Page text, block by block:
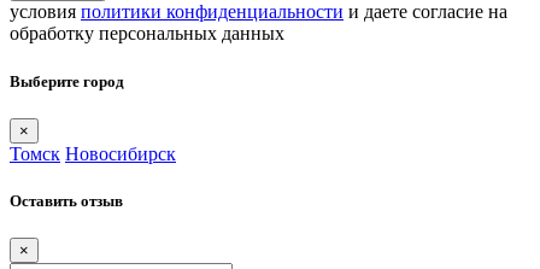
условия политики конфиденциальности и даете согласие на
обработку персональных данных
Выберите город
×
Томск Новосибирск
Оставить отзыв
×